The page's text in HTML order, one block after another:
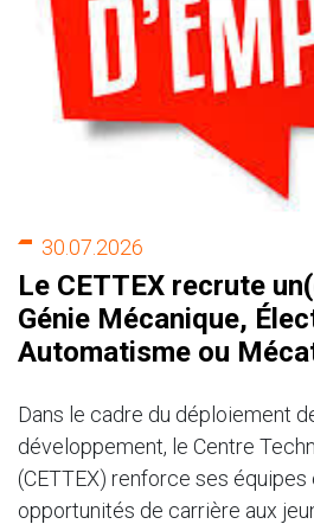
30.07.2026
Le CETTEX recrute
Génie Mécanique,
Automatisme ou
Dans le cadre du déploiement
développement, le Centre
(CETTEX) renforce ses
opportunités de carrière aux